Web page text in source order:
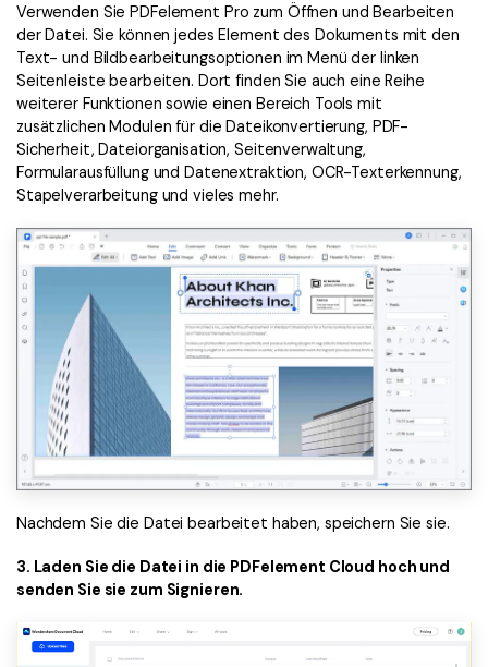
Verwenden Sie PDFelement Pro zum Öffnen und Bearbeiten
der Datei. Sie können jedes Element des Dokuments mit den
Text- und Bildbearbeitungsoptionen im Menü der linken
Seitenleiste bearbeiten. Dort finden Sie auch eine Reihe
weiterer Funktionen sowie einen Bereich Tools mit
zusätzlichen Modulen für die Dateikonvertierung, PDF-
Sicherheit, Dateiorganisation, Seitenverwaltung,
Formularausfüllung und Datenextraktion, OCR-Texterkennung,
Stapelverarbeitung und vieles mehr.
Nachdem Sie die Datei bearbeitet haben, speichern Sie sie.
3. Laden Sie die Datei in die PDFelement Cloud hoch und
senden Sie sie zum Signieren.